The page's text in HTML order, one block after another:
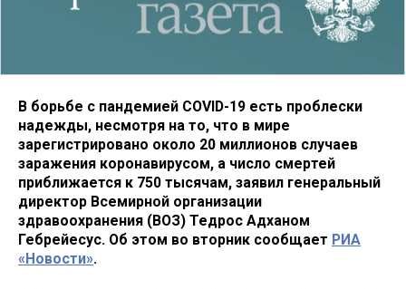
В борьбе с пандемией COVID-19 есть проблески
надежды, несмотря на то, что в мире
зарегистрировано около 20 миллионов случаев
заражения коронавирусом, а число смертей
приближается к 750 тысячам, заявил генеральный
директор Всемирной организации
здравоохранения (ВОЗ) Тедрос Адханом
Гебрейесус. Об этом во вторник сообщает РИА
«Новости».